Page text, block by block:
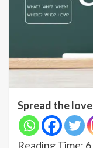
Spread the love
Reading Time: 6